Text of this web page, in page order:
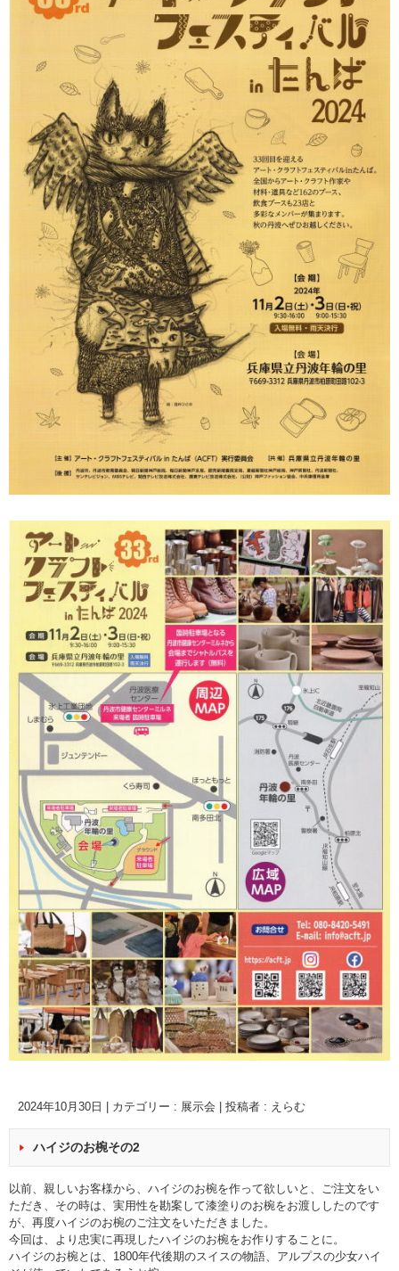
2024年10月30日 カテゴリー : 展示会 投稿者 : えらむ
ハイジのお椀その2
以前、親しいお客様から、ハイジのお椀を作って欲しいと、ご注文をい
ただき、その時は、実用性を勘案して漆塗りのお椀をお渡ししたのです
が、再度ハイジのお椀のご注文をいただきました。
今回は、より忠実に再現したハイジのお椀をお作りすることに。
ハイジのお椀とは、1800年代後期のスイスの物語、アルプスの少女ハイ